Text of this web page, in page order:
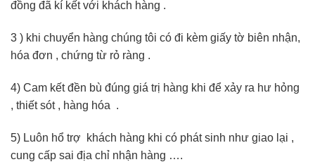
đồng đã kí kết với khách hàng .
3 ) khi chuyển hàng chúng tôi có đi kèm giấy tờ biên nhận,
hóa đơn , chứng từ rỏ ràng .
4) Cam kết đền bù đúng giá trị hàng khi để xảy ra hư hỏng
, thiết sót , hàng hóa .
5) Luôn hổ trợ khách hàng khi có phát sinh như giao lại ,
cung cấp sai địa chỉ nhận hàng ….